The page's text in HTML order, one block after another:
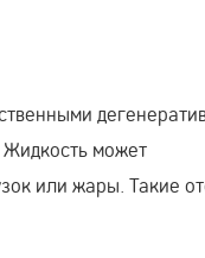
Жидкость может
или жары. Такие